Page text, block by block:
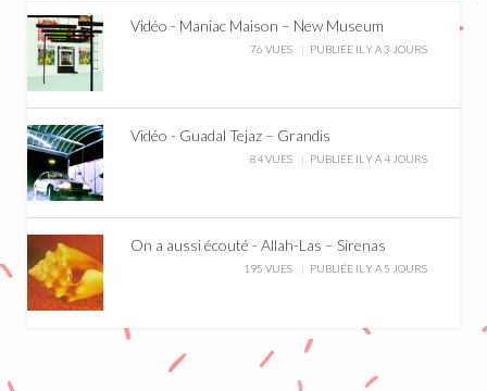
Vidéo - Maniac Maison – New Museum
76 VUES PUBLIÉE IL Y A 3 JOURS
Vidéo - Guadal Tejaz – Grandis
84 VUES PUBLIÉE IL Y A 4 JOURS
On a aussi écouté - Allah-Las – Sirenas
195 VUES PUBLIÉE IL Y A 5 JOURS